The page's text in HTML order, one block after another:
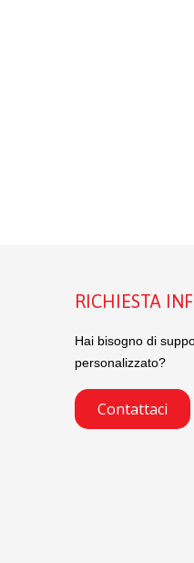
RICHIESTA
Hai bisogno di
personalizzato?
Contattaci